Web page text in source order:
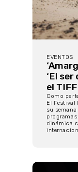
EVENTOS
‘El
el
Como
El Festival
su
programas
dinámica